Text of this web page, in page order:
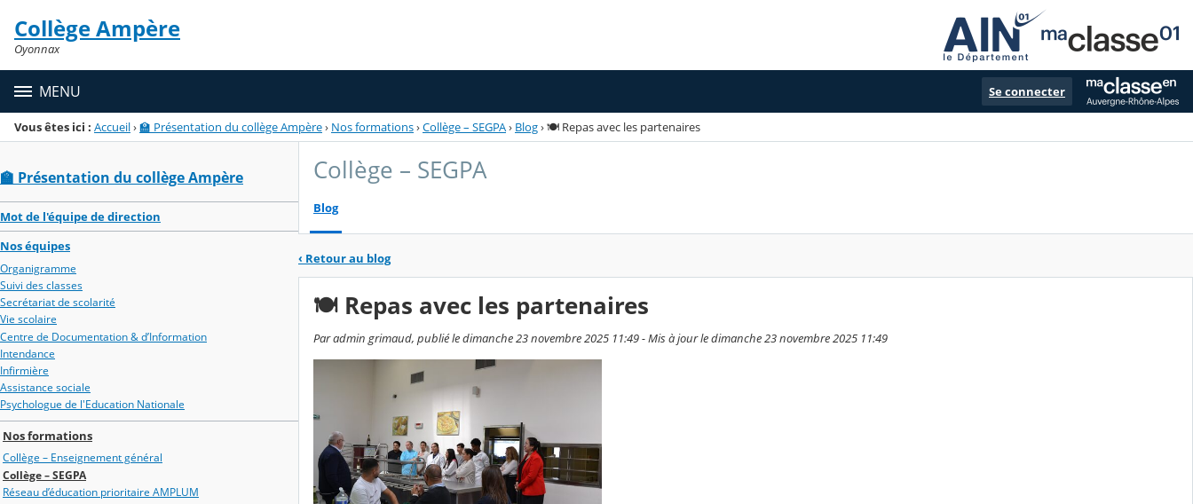
Menu de la rubrique
Contenu
Collège Ampère
Oyonnax
MENU Se connecter
Vous êtes ici : Accueil›🏫 Présentation du collège Ampère› Nos formations›Collège – SEGPA› Blog›🍽️ Repas avec les partenaires
🏫 Présentation du collège Ampère
Mot de l'équipe de direction
Nos équipes
Organigramme
Suivi des classes
Secrétariat de scolarité
Vie scolaire
Centre de Documentation & d’Information
Intendance
Infirmière
Assistance sociale
Psychologue de l'Education Nationale
Nos formations
Collège – Enseignement général
Collège – SEGPA
Réseau d’éducation prioritaire AMPLUM
Collège – SEGPA
Blog
‹ Retour au blog
🍽️ Repas avec les partenaires
Par admin grimaud, publié le dimanche 23 novembre 2025 11:49 - Mis à jour le dimanche 23 novembre 2025 11:49